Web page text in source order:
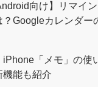
向け】リマイ
？Googleカレンダー
iPhone「メモ」の使
機能も紹介